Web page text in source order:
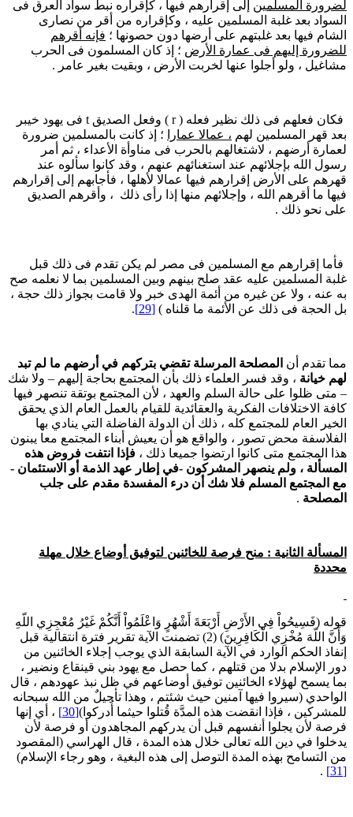
المسلمينإلى إقرارهم فيها ، كإقراره نبط سواد العرق فى
بعد غلبة المسلمين عليه ، وكإقراره من أقر من نصارى
فيها بعد غلبتهم على أرضها دون حصونها ؛ فإنه أقرهم
إليهم فى عمارة الأرض؛ إذ كان المسلمون فى الحرب
، ولو أجلوا عنها لخربت الأرض ، وبقيت بغير عامر .
فكان فعلهم فى ذلك نظير فعله ( r ) وفعل الصديق t فى يهود خيبر
قهر المسلمين لهم، عمالا عمارا؛ إذ كانت بالمسلمين ضرورة
أرضهم ، لاشتغالهم بالحرب فى مناوأة الأعداء ، ثم أمر
الله بإجلائهم عند استغنائهم عنهم ، وقد كانوا سألوه عند
على الأرض إقرارهم فيها عمالا لأهلها ، فأجابهم إلى إقرارهم
ما أقرهم الله ، وإجلائهم منها إذا رأى ذلك ، وأقرهم الصديق
نحو ذلك .
إقرارهم مع المسلمين فى مصر لم يكن تقدم فى ذلك قبل
المسلمين عليه عقد صلح بينهم وبين المسلمين بما لا نعلمه صح
عنه ، ولا عن غيره من أئمة الهدى خبر ولا قامت بجواز ذلك حجة ،
الحجة فى ذلك عن الأئمة ما قلناه ) [29]
.
تقدم أنالمصلحة المرسلة تقضي بتركهم في أرضهم ما لم تبد
خيانة، وقد فسر العلماء ذلك بأن المجتمع بحاجة إليهم – ولا شك
متى ظلوا على حالة السلم والعهد ، لأن المجتمع بوتقة تنصهر فيها
الاختلافات الفكرية والعقائدية للقيام بالعمل العام الذي يحقق
العام للمجتمع كله ، ذلك أن الدولة الفاضلة التي ينادي بها
محض تصور ، والواقع هو أن يعيش أبناء المجتمع معا يبنون
المجتمع متى كانوا ارتضوا جميعا ذلك ، فإذا انتفت فروض هذه
، ولم ينصهر المشركون -في إطار عهد الذمة أو الاستئمان -
المجتمع المسلم فلا شك أن درء المفسدة مقدم على جلب
.
الثانية : منح فرصة للخائنين لتوفيق أوضاع خلال مهلة
(فَسِيحُواْ فِي الأَرْضِ أَرْبَعَةَ أَشْهُرٍ وَاعْلَمُواْ أَنَّكُمْ غَيْرُ مُعْجِزِي اللّهِ
وَأَنَّ اللّهَ مُخْزِي الْكَافِرِينَ) (2) تضمنت الآية تقرير فترة انتقالية قبل
الحكم الوارد في الآية السابقة الذي يوجب إجلاء الخائنين من
الإسلام بدلا من قتلهم ، كما حصل مع يهود بني قينقاع ونضير ،
يسمح لهؤلاء الخائنين توفيق أوضاعهم في ظل نبذ عهودهم ، قال
(سيروا فيها آمنين حيث شئتم ، وهذا تأجيلٌ من الله سبحانه
، فإذا انقضت هذه المدَّة قُتلوا حيثما أُدركوا)[30]
، أي إنها
لأن يجلوا أنفسهم قبل أن يدركهم المجاهدون أو فرصة لأن
في دين الله تعالى خلال هذه المدة ، قال الهراسي (المقصود
التسامح بهذه المدة التوصل إلى هذه البغية ، وهو رجاء الإسلام)
.